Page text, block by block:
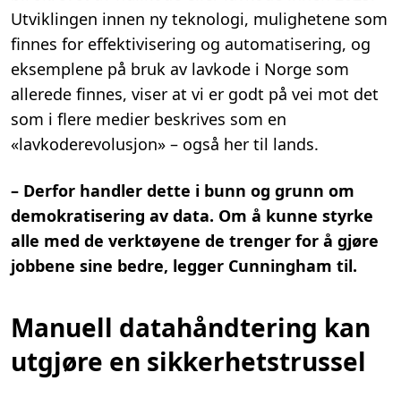
Utviklingen innen ny teknologi, mulighetene som
finnes for effektivisering og automatisering, og
eksemplene på bruk av lavkode i Norge som
allerede finnes, viser at vi er godt på vei mot det
som i flere medier beskrives som en
«lavkoderevolusjon» – også her til lands.
– Derfor handler dette i bunn og grunn om
demokratisering av data. Om å kunne styrke
alle med de verktøyene de trenger for å gjøre
jobbene sine bedre, legger Cunningham til.
Manuell datahåndtering kan
utgjøre en sikkerhetstrussel